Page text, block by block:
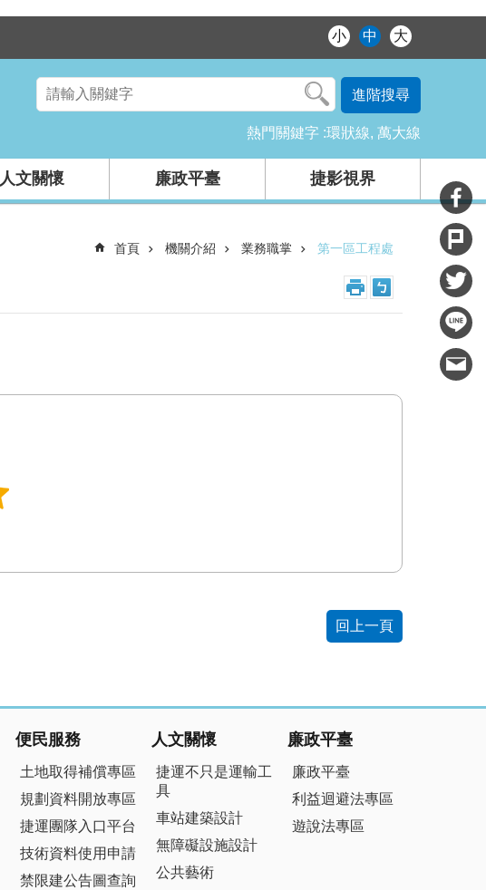
小 中 大
進階搜尋
熱門關鍵字 環狀線 萬大線
人文關懷 廉政平臺 捷影視界
首頁 機關介紹 業務職掌 第一區工程處
回上一頁
便民服務
土地取得補償專區
規劃資料開放專區
捷運團隊入口平台
技術資料使用申請
禁限建公告圖查詢
人文關懷
捷運不只是運輸工
具
車站建築設計
無障礙設施設計
公共藝術
廉政平臺
廉政平臺
利益迴避法專區
遊說法專區